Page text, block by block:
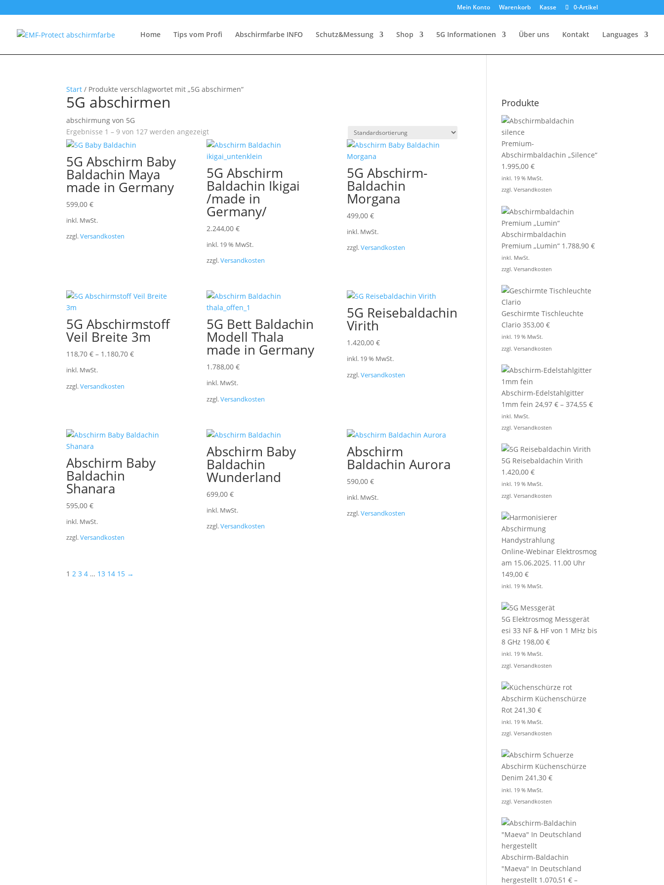
Mein Konto Warenkorb Kasse 0-Artikel
Home Tips vom Profi Abschirmfarbe INFO Schutz&Messung Shop 5G Informationen Über uns Kontakt Languages
Start / Produkte verschlagwortet mit „5G abschirmen“
5G abschirmen
abschirmung von 5G
Ergebnisse 1 – 9 von 127 werden angezeigt
5G Abschirm Baby
Baldachin Maya
made in Germany
599,00€
inkl. MwSt.
zzgl.Versandkosten
5G Abschirm
Baldachin Ikigai
/made in
Germany/
2.244,00 €
inkl. 19 % MwSt.
zzgl.Versandkosten
5G Abschirm-
Baldachin
Morgana
499,00 €
inkl. MwSt.
zzgl.Versandkosten
5G Abschirmstoff
Veil Breite 3m
118,70€ – 1.180,70€
inkl. MwSt.
zzgl.Versandkosten
5G Bett Baldachin
Modell Thala
made in Germany
1.788,00 €
inkl. MwSt.
zzgl.Versandkosten
5G Reisebaldachin
Virith
1.420,00 €
inkl. 19 % MwSt.
zzgl.Versandkosten
Abschirm Baby
Baldachin
Shanara
595,00€
inkl. MwSt.
zzgl.Versandkosten
Abschirm Baby
Baldachin
Wunderland
699,00 €
inkl. MwSt.
zzgl.Versandkosten
Abschirm
Baldachin Aurora
590,00 €
inkl. MwSt.
zzgl.Versandkosten
1 2 3 4 … 13 14 15 →
Produkte
Premium-
Abschirmbaldachin „Silence“
1.995,00€
inkl. 19 % MwSt.
zzgl.Versandkosten
Abschirmbaldachin
Premium „Lumin“ 1.788,90€
inkl. MwSt.
zzgl.Versandkosten
Geschirmte Tischleuchte
Clario 353,00€
inkl. 19 % MwSt.
zzgl.Versandkosten
Abschirm-Edelstahlgitter
1mm fein 24,97€ –374,55€
inkl. MwSt.
zzgl.Versandkosten
5G Reisebaldachin Virith
1.420,00€
inkl. 19 % MwSt.
zzgl.Versandkosten
Online-Webinar Elektrosmog
am 15.06.2025. 11.00 Uhr
149,00€
inkl. 19 % MwSt.
5G Elektrosmog Messgerät
esi 33 NF & HF von 1 MHz bis
8 GHz 198,00€
inkl. 19 % MwSt.
zzgl.Versandkosten
Abschirm Küchenschürze
Rot 241,30€
inkl. 19 % MwSt.
zzgl.Versandkosten
Abschirm Küchenschürze
Denim 241,30€
inkl. 19 % MwSt.
zzgl.Versandkosten
Abschirm-Baldachin
"Maeva" In Deutschland
hergestellt 1.070,51€ –